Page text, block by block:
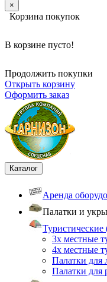
×
Корзина покупок
В корзине пусто!
Продолжить покупки
Открыть корзину
Оформить заказ
Каталог
Аренда
Палатки и
3х местные
4х местные
Палатки для
Палатки для